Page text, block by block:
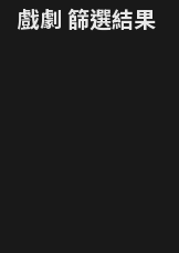
戲劇 篩選結果